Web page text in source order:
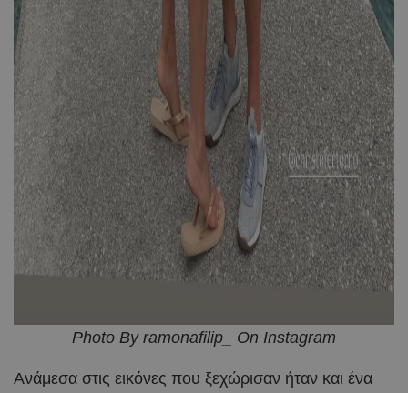
Photo By ramonafilip_ On Instagram
Ανάμεσα στις εικόνες που ξεχώρισαν ήταν και ένα